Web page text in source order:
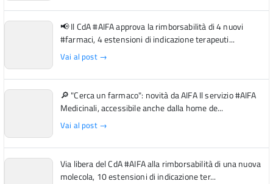
📢 Il CdA #AIFA approva la rimborsabilità di 4 nuovi
#farmaci, 4 estensioni di indicazione terapeuti...
Vai al post →
🔎 "Cerca un farmaco": novità da AIFA Il servizio #AIFA
Medicinali, accessibile anche dalla home de...
Vai al post →
Via libera del CdA #AIFA alla rimborsabilità di una nuova
molecola, 10 estensioni di indicazione ter...